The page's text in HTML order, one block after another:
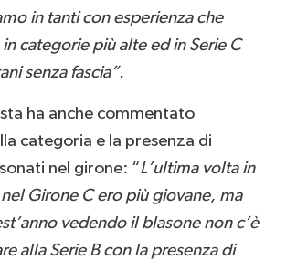
in tanti con esperienza che
categorie più alte ed in Serie C
senza fascia”.
ha anche commentato
categoria e la presenza di
nel girone: “L’ultima volta in
Girone C ero più giovane, ma
vedendo il blasone non c’è
alla Serie B con la presenza di